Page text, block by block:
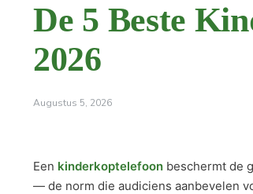
De 5 Beste
2026
Augustus 5, 2026
Een kinderkoptelefoon beschermt de
— de norm die audiciens aanbevelen